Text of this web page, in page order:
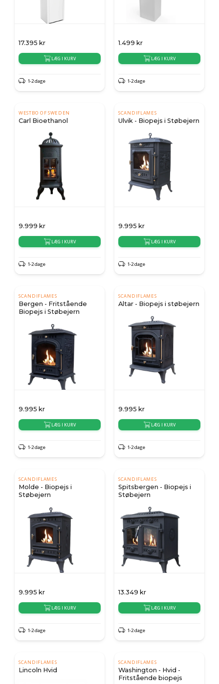
17.395 kr
LÆG I KURV
1-2 dage
1.499 kr
LÆG I KURV
1-2 dage
WESTBO OF SWEDEN
Carl Bioethanol
9.999 kr
LÆG I KURV
1-2 dage
SCANDIFLAMES
Ulvik - Biopejs i Støbejern
9.995 kr
LÆG I KURV
1-2 dage
SCANDIFLAMES
Bergen - Fritstående
Biopejs i Støbejern
9.995 kr
LÆG I KURV
1-2 dage
SCANDIFLAMES
Altar - Biopejs i støbejern
9.995 kr
LÆG I KURV
1-2 dage
SCANDIFLAMES
Molde - Biopejs i
Støbejern
9.995 kr
LÆG I KURV
1-2 dage
SCANDIFLAMES
Spitsbergen - Biopejs i
Støbejern
13.349 kr
LÆG I KURV
1-2 dage
SCANDIFLAMES
Lincoln Hvid
SCANDIFLAMES
Washington - Hvid -
Fritstående biopejs